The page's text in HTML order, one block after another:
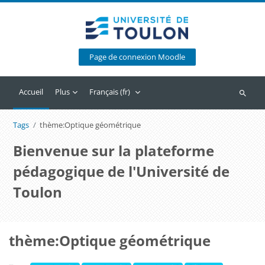
Page de connexion Moodle
Accueil Plus Français ‎(fr)‎
Tags thème:Optique géométrique
Bienvenue sur la plateforme
pédagogique de l'Université de
Toulon
thème:Optique géométrique